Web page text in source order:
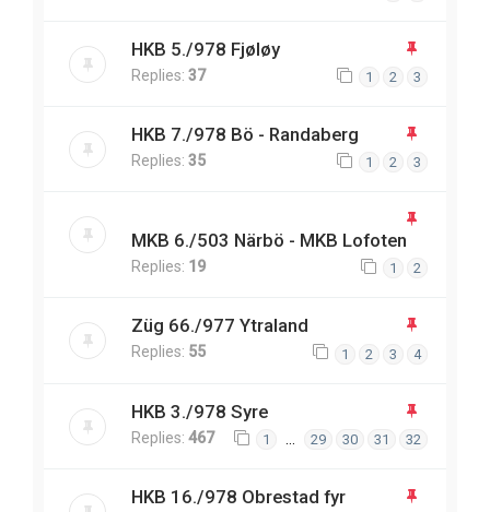
HKB 5./978 Fjøløy
Replies: 37 1 2 3
HKB 7./978 Bö - Randaberg
Replies: 35 1 2 3
MKB 6./503 Närbö - MKB Lofoten
Replies: 19 1 2
Züg 66./977 Ytraland
Replies: 55 1 2 3 4
HKB 3./978 Syre
Replies: 467 1 29 30 31 32
HKB 16./978 Obrestad fyr